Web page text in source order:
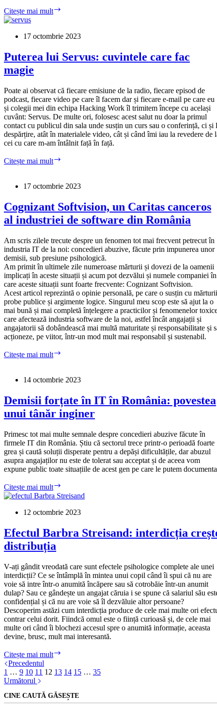
Citește mai mult
faci
cum
te
aici
sfaturile
unui
avocat
17 octombrie 2023
Puterea lui Servus: cuvintele care fac
magie
Poate ai observat că fiecare emisiune de la radio, fiecare episod de
podcast, fiecare video pe care îl facem dar și fiecare e-mail pe care eu
și colegii mei din echipa Hacking Work îl trimitem începe cu același
cuvânt: Servus. De multe ori, folosesc acest salut nu doar la primul
contact cu publicul din sala unde susțin un curs sau o conferință, ci și
despărțire, atât în materialele video, cât și când îmi iau la revedere de
cei cu care m-am întâlnit față în față.
Citește mai mult
cuvintele
fac
magie
17 octombrie 2023
Cognizant Softvision, un Caritas canceros
al industriei de software din România
Am scris zilele trecute despre un fenomen tot mai frecvent petrecut în
industria IT de la noi: concedieri abuzive, făcute prin impunerea unor
demisii, sub presiune psihologică.
Am primit în ultimele zile numeroase mărturii și dovezi de la oamenii
implicați în aceste situații și acum pot dezvălui și numele companiei în
care aceste situații sunt foarte frecvente: Cognizant Softvision.
Acest articol reprezintă o opinie personală, pe care o susțin cu
probe publice și argimente logice. Singurul meu scop este să ajut la o
mai bună și mai completă înțelegere a practicilor și fenomenelor
care afectează industria software de la noi, astfel încât angajații și
angajatorii să dobândească mai multă maturitate și responsabilitate și
acționeze, pe viitor, într-un mod mult mai responsabil și sustenabil.
Citește mai mult
Caritas
al
industriei
de
software
din
România
14 octombrie 2023
Demisii forțate în IT în România: povestea
unui tânăr inginer
Primesc tot mai multe semnale despre concedieri abuzive făcute în
firmele IT din România. Știu că sectorul trece printr-o perioadă foarte
grea și caută soluții disperate pentru a depăși dificultățile, dar abuzul
asupra angajaților nu este de tolerat sau acceptat și de aceea vom
expune public toate situațiile de acest gen pe care le putem
Citește mai mult
forțate
IT
România:
povestea
inginer
12 octombrie 2023
Efectul Barbra Streisand: interdicția
distribuția
V-ați gândit vreodată care sunt efectele psihologice complete ale unei
interdicții? Ce se întâmplă în mintea unui copil când îi spui că nu are
voie să intre într-o anumită încăpere sau să cotrobăie într-un anumit
dulap? Sau ce gândește un angajat căruia i se spune că salariul său
confidențial și că nu are voie să îl dezvăluie altor persoane?
Descoperim astăzi cum interdicția produce de cele mai multe ori
contrar celui dorit. Fiindcă omul este o ființă curioasă și, de cele mai
multe ori când îi blochezi accesul spre o anumită informație, aceasta
devine, brusc, mult mai interesantă.
Citește mai mult
Streisand:
distribuția
Precedentul
1 … 9 10 11 12 13 14 15 … 35
Următorul
CINE CAUTĂ GĂSEȘTE